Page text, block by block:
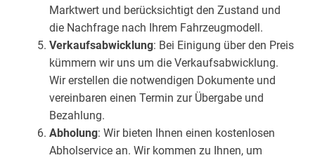
Marktwert und berücksichtigt den Zustand und
die Nachfrage nach Ihrem Fahrzeugmodell.
Verkaufsabwicklung: Bei Einigung über den Preis
kümmern wir uns um die Verkaufsabwicklung.
Wir erstellen die notwendigen Dokumente und
vereinbaren einen Termin zur Übergabe und
Bezahlung.
Abholung: Wir bieten Ihnen einen kostenlosen
Abholservice an. Wir kommen zu Ihnen, um